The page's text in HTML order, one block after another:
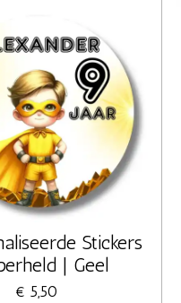
Stickers
| Geel
€ 5,50